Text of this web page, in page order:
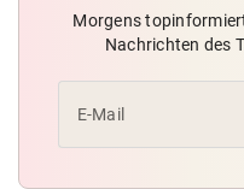
Morgens
Nachrichten des
E-Mail